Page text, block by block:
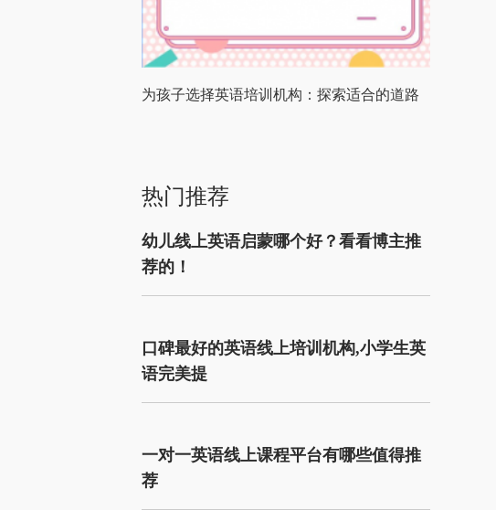
为孩子选择英语培训机构：探索适合的道路
热门推荐
幼儿线上英语启蒙哪个好？看看博主推
荐的！
口碑最好的英语线上培训机构,小学生英
语完美提
一对一英语线上课程平台有哪些值得推
荐